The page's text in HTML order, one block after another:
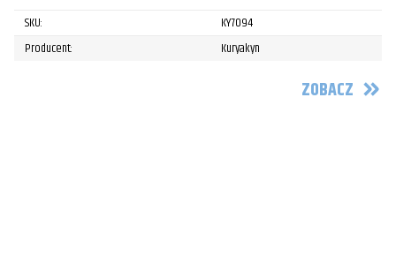
SKU:
KY7094
Producent:
Kuryakyn
ZOBACZ